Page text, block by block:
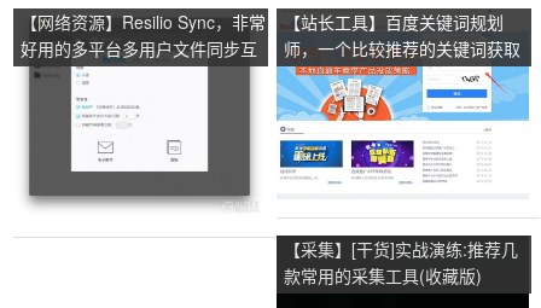
【网络资源】Resilio Sync，非常
好用的多平台多用户文件同步互
传工具
【站长工具】百度关键词规划
师，一个比较推荐的关键词获取
工具
【采集】[干货]实战演练:推荐几
款常用的采集工具(收藏版)